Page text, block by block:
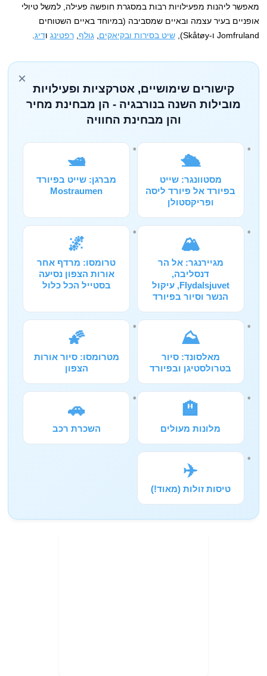
מאפשר ליהנות מפעילויות רבות במסגרת חופשה פעילה, למשל טיולי
אופניים בעיר עצמה ובאיים שמסביבה (במיוחד באיים השטוחים
Jomfruland ו-Skåtøy),
שיט בסירות ובקיאקים ,גולף ,רפטינג ודיג
×
קישורים שימושיים, אטרקציות ופעילויות
מובילות השנה בנורבגיה - הן מבחינת מחיר
והן מבחינת החוויה
🛳️
מסטוונגר: שייט
בפיורד אל פיורד ליסה
ופריקסטולן
🛥️
מברגן: שייט בפיורד
Mostraumen
🏔️
מגיירנגר: אל הר
דנסליבה,
Flydalsjuvet, עיקול
הנשר וסיור בפיורד
🌌
טרומסו: מרדף אחר
אורות הצפון נסיעה
בסטייל הכל כלול
⛰️
מאלסונד: סיור
בטרולסטיגן ובפיורד
🌠
מטרומסו: סיור אורות
הצפון
🏨
מלונות מעולים
🚗
השכרת רכב
✈️
טיסות זולות (מאוד!)